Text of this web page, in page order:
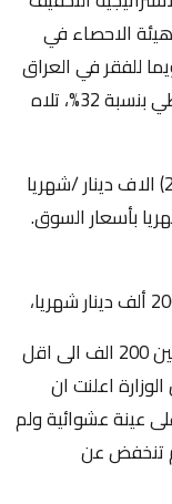
الاحصاء في
للفقر في العراق
لعام 2018، أظهر أن الإنفاق على الغذاء حظي بنسبة 32%، تلاه
كما بلغ متوسط إنفاق الفرد الشهري (212.6) الاف دينار /شهريا
دينار / شهريا بأسعار السوق.
- وان (8,26%) من الأفراد الذين ينفقون ما بين 200 الف الى اقل
الوزارة اعلنت ان
عينة عشوائية ولم
تنخفض عن